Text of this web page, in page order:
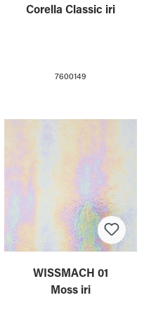
Corella Classic iri
7600149
WISSMACH 01
Moss iri